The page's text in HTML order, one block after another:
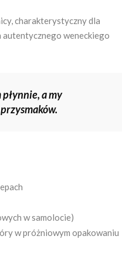
charakterystyczny dla
weneckiego
a my
w samolocie)
w próżniowym opakowaniu